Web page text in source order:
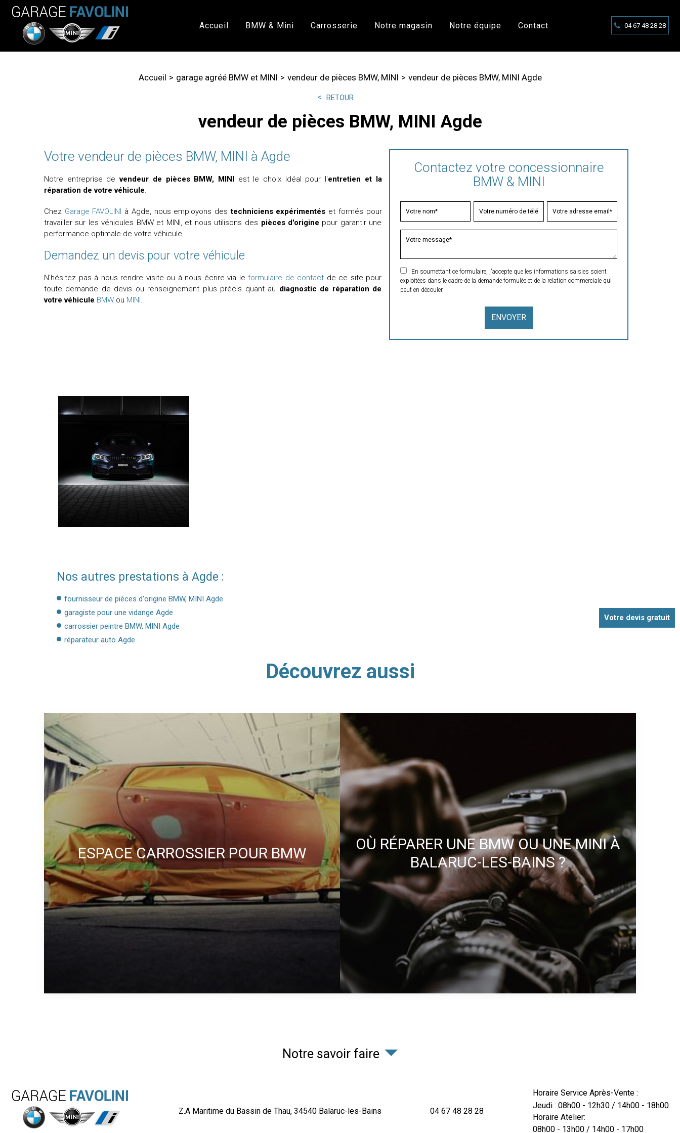
Accueil BMW & Mini Carrosserie Notre magasin Notre équipe Contact 04 67 48 28 28
Accueil garage agréé BMW et MINI vendeur de pièces BMW, MINI vendeur de pièces BMW, MINI Agde
RETOUR
vendeur de pièces BMW, MINI Agde
Votre vendeur de pièces BMW, MINI à Agde
Notre entreprise devendeur de pièces BMW, MINIest le choix idéal pour l'entretien et la
réparation de votre véhicule.
Chez Garage FAVOLINI à Agde, nous employons destechniciens expérimentés et formés pour
travailler sur les véhicules BMW et MINI, et nous utilisons des pièces d'origine pour garantir une
performance optimale de votre véhicule.
Demandez un devis pour votre véhicule
N'hésitez pas à nous rendre visite ou à nous écrire via leformulaire de contact de ce site pour
toute demande de devis ou renseignement plus précis quant au diagnostic de réparation de
votre véhicule BMW ou MINI.
Contactez votre concessionnaire
BMW & MINI
En soumettant ce formulaire, j'accepte que les informations saisies soient
exploitées dans le cadre de la demande formulée et de la relation commerciale qui
peut en découler.
Nos autres prestations à Agde :
fournisseur de pièces d'origine BMW, MINI Agde
garagiste pour une vidange Agde
carrossier peintre BMW, MINI Agde
réparateur auto Agde
Découvrez aussi
ESPACE CARROSSIER POUR BMW
OÙ RÉPARER UNE BMW OU UNE MINI À
BALARUC-LES-BAINS ?
Votre devis gratuit
Notre savoir faire
Z.A Maritime du Bassin de Thau, 34540 Balaruc-les-Bains 04 67 48 28 28
Horaire Service Après-Vente :
Jeudi : 08h00 - 12h30 / 14h00 - 18h00
Horaire Atelier:
08h00 - 13h00 / 14h00 - 17h00